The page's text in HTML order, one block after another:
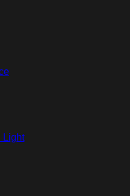
Light